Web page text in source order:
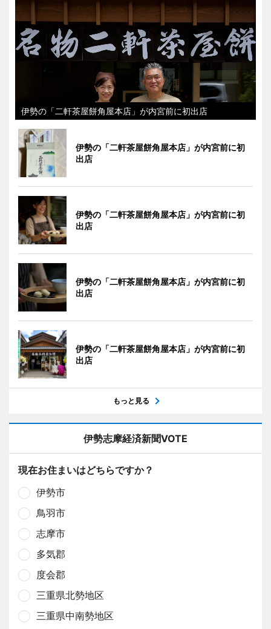
伊勢の「二軒茶屋餅角屋本店」が内宮前に初出店
伊勢の「二軒茶屋餅角屋本店」が内宮前に初
出店
伊勢の「二軒茶屋餅角屋本店」が内宮前に初
出店
伊勢の「二軒茶屋餅角屋本店」が内宮前に初
出店
伊勢の「二軒茶屋餅角屋本店」が内宮前に初
出店
もっと見る
伊勢志摩経済新聞VOTE
現在お住まいはどちらですか？
伊勢市
鳥羽市
志摩市
多気郡
度会郡
三重県北勢地区
三重県中南勢地区